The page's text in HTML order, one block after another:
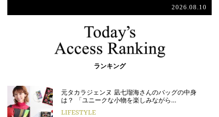
2026.08.10
ランキング
元タカラジェンヌ 凪七瑠海さんのバッグの中身
は？ 「ユニークな小物を楽しみながら…
LIFESTYLE